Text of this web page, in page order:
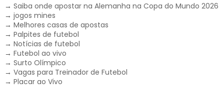
→ Saiba onde apostar na Alemanha na Copa do Mundo 2026
→ jogos mines
→ Melhores casas de apostas
→ Palpites de futebol
→ Notícias de futebol
→ Futebol ao vivo
→ Surto Olímpico
→ Vagas para Treinador de Futebol
→ Placar ao Vivo